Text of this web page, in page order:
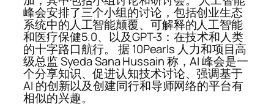
峰会安排了三个小组的讨论，包括创业生态
系统中的人工智能颠覆、可解释的人工智能
和医疗保健5.0、以及GPT-3：在技术和人类
的十字路口航行。 据 10Pearls 人力和项目高
级总监 Syeda Sana Hussain 称，AI 峰会是一
个分享知识、促进认知技术讨论、强调基于
AI 的创新以及创建同行和导师网络的平台有
相似的兴趣。